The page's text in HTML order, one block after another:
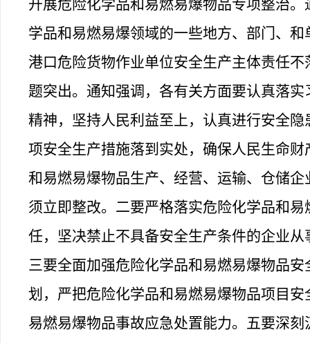
开展危险化学品和易燃易爆物品专项整治
学品和易燃易爆领域的一些地方、部门、
港口危险货物作业单位安全生产主体责任
题突出。通知强调，各有关方面要认真落
精神，坚持人民利益至上，认真进行安全
项安全生产措施落到实处，确保人民生命
和易燃易爆物品生产、经营、运输、仓储
须立即整改。二要严格落实危险化学品和
任，坚决禁止不具备安全生产条件的企业
三要全面加强危险化学品和易燃易爆物品
划，严把危险化学品和易燃易爆物品项目
易燃易爆物品事故应急处置能力。五要深